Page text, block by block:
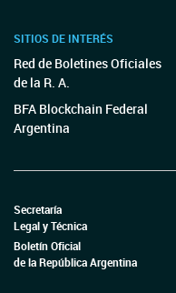
SITIOS DE INTERÉS
Red de Boletines Oficiales
de la R. A.
BFA Blockchain Federal
Argentina
Secretaría
Legal y Técnica
Boletín Oficial
de la República Argentina